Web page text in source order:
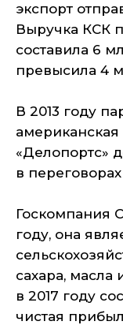
экспорт
Выручка КСК
составила 6
превысила 4
В 2013 году
американская
«Делопортс»
в переговорах
Госкомпания
году, она
сахара, масла
в 2017 году
чистая